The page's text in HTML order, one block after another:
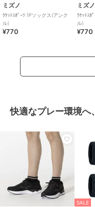
ミズノ
ﾗｹｯﾄｽﾎﾟｰﾂ 1Pソックス(アンク
ル)
¥770
ミズノ
ﾗｹｯﾄｽﾎ
ル)
¥770
快適なプレー環境へ
SALE